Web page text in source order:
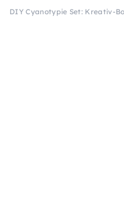
DIY Cyanotypie Set: Kreativ-